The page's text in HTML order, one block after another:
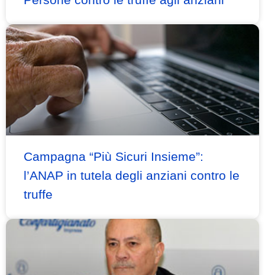
Campagna “Più Sicuri Insieme”:
l’ANAP in tutela degli anziani contro le
truffe